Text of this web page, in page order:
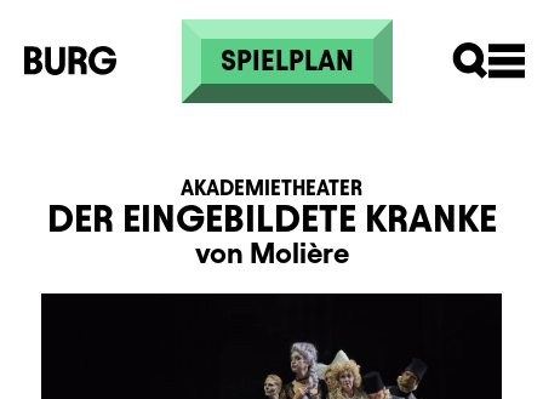
Direkt zum Inhalt
SPIELPLAN
DER EINGEBILDETE KRANKE
AKADEMIETHEATER
von Molière